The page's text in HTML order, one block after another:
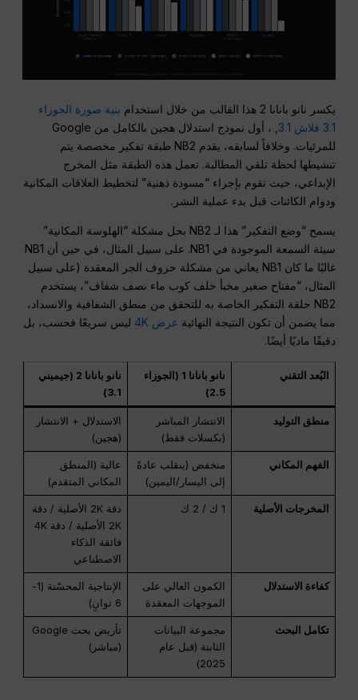
يكسر نانو بانانا 2 هذا القالب من خلال استخدام
بنية صورة الجوزاء
3.1 فلاش 3.1
, ، أول نموذج استدلال هجين بالكامل من Google
للمرئيات. وخلافاً لسابقه، يقدم NB2 طبقة تفكير مخصصة يتم
تنشيطها لحظة تلقي المطالبة. تعمل هذه الطبقة مثل المخرج
الإبداعي، حيث تقوم بإجراء “مسودة ذهنية” لتخطيط العلاقات المكانية
ودوام الكائنات قبل بدء عملية النشر.
يسمح “وضع التفكير” هذا لـ NB2 بحل مشكلة “الهلوسة المكانية”
سيئة السمعة الموجودة في NB1. على سبيل المثال، في حين أن NB1
غالبًا ما كان NB1 يعاني من مشكلة حروف الجر المعقدة (على سبيل
المثال، “مفتاح صغير مخبأ خلف كوب ماء نصف شفاف”، يستخدم
NB2 حلقة التفكير الخاصة به للتحقق من منطق الشفافية والانسداد،
مما يضمن أن تكون النتيجة النهائية عرض 4K
ليس سريعًا فحسب، بل
دقيقًا ماديًا أيضًا.
البُعد التقني
نانو بانانا 1 (الجوزاء
2.5)
نانو بانانا 2 (جيميني
3.1)
منطق التوليد
الانتشار المباشر
(بكسلات فقط)
الاستدلال + الانتشار
(هجين)
الفهم المكاني
منخفض (ينقلب عادةً
إلى اليسار/اليمين)
عالية (المنطق
المكاني المتقدم)
المخرجات الأصلية 1 ك / 2 ك
دقة 2K الأصلية / دقة
2K الأصلية / دقة 4K
فائقة الذكاء
الاصطناعي
كفاءة الاستدلال
الكمون العالي على
الموجهات المعقدة
الإنتاجية المحسّنة (1-
6 ثوانٍ)
تكامل البحث
مجموعة البيانات
الثابتة (قبل عام
2025)
تأريض بحث Google
(مباشر)